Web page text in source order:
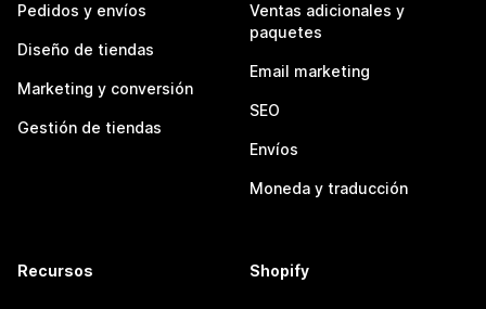
Pedidos y envíos
Diseño de tiendas
Marketing y conversión
Gestión de tiendas
Ventas adicionales y
paquetes
Email marketing
SEO
Envíos
Moneda y traducción
Recursos Shopify